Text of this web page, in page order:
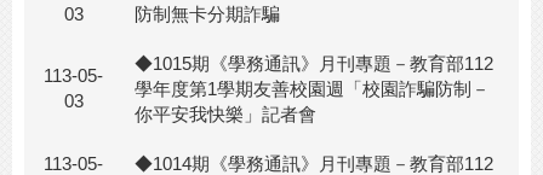
03
防制無卡分期詐騙
113-05-
03
◆1015期《學務通訊》月刊專題－教育部112
學年度第1學期友善校園週「校園詐騙防制－
你平安我快樂」記者會
113-05-
◆1014期《學務通訊》月刊專題－教育部112